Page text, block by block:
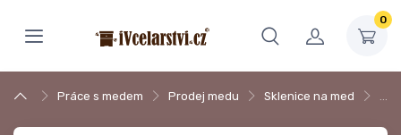
0
Práce s medem Prodej medu Sklenice na med …